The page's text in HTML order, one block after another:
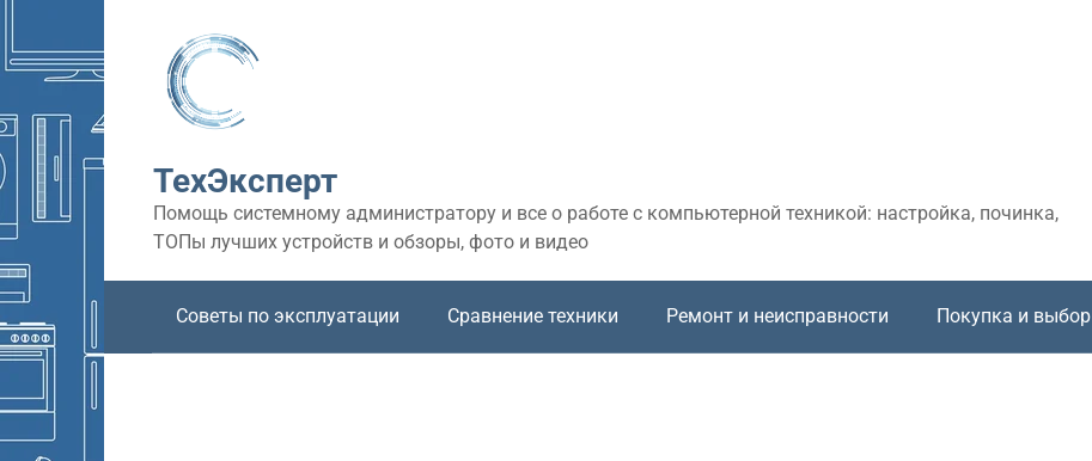
контенту
ТехЭксперт
Помощь системному администратору и все о работе с компьютерной техникой: настройка, починка,
ТОПы лучших устройств и обзоры, фото и видео
Советы по эксплуатации Сравнение техники Ремонт и неисправности Покупка и выбор